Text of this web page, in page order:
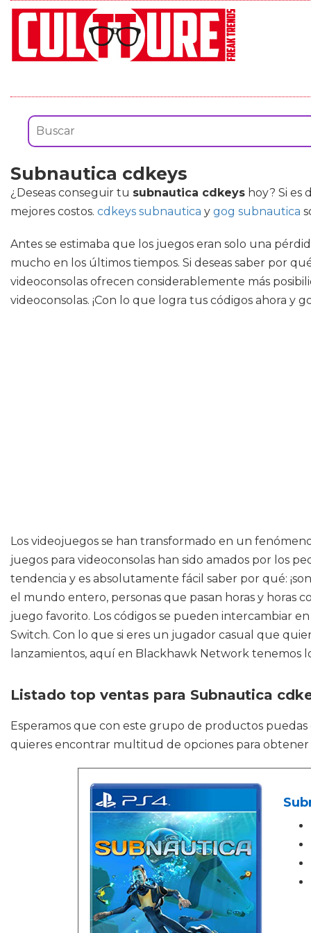
Subnautica cdkeys
¿Deseas conseguir tu subnautica cdkeys hoy? Si es
mejores costos. cdkeys subnautica y gog subnautica
Antes se estimaba que los juegos eran solo una
mucho en los últimos tiempos. Si deseas saber por
videoconsolas ofrecen considerablemente más
videoconsolas. ¡Con lo que logra tus códigos ahora y
Los videojuegos se han transformado en un
juegos para videoconsolas han sido amados por los
tendencia y es absolutamente fácil saber por qué:
el mundo entero, personas que pasan horas y horas
juego favorito. Los códigos se pueden intercambiar
Switch. Con lo que si eres un jugador casual que
lanzamientos, aquí en Blackhawk Network tenemos
Listado top ventas para Subnautica
Esperamos que con este grupo de productos
quieres encontrar multitud de opciones para obtener